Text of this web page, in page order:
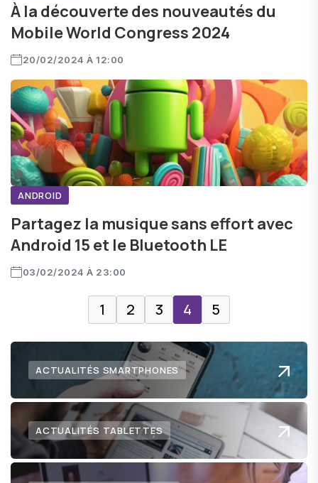
À la découverte des nouveautés du
Mobile World Congress 2024
20/02/2024 À 12:00
ANDROID
Partagez la musique sans effort avec
Android 15 et le Bluetooth LE
03/02/2024 À 23:00
1 2 3 4 5
ACTUALITÉS SMARTPHONES
ACTUALITÉS TABLETTES